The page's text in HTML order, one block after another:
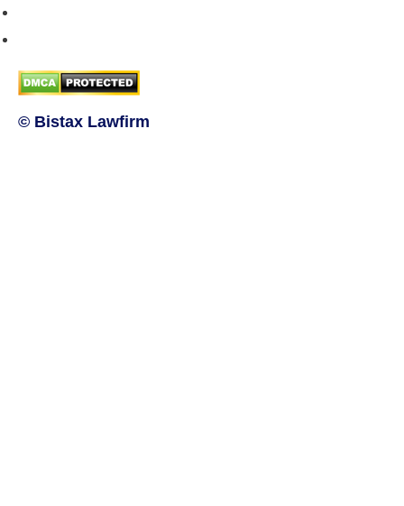
© Bistax Lawfirm